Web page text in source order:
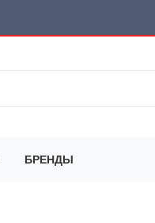
БРЕНДЫ